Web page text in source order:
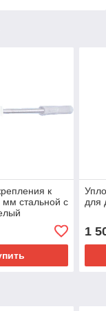
к
мм стальной с
для
1